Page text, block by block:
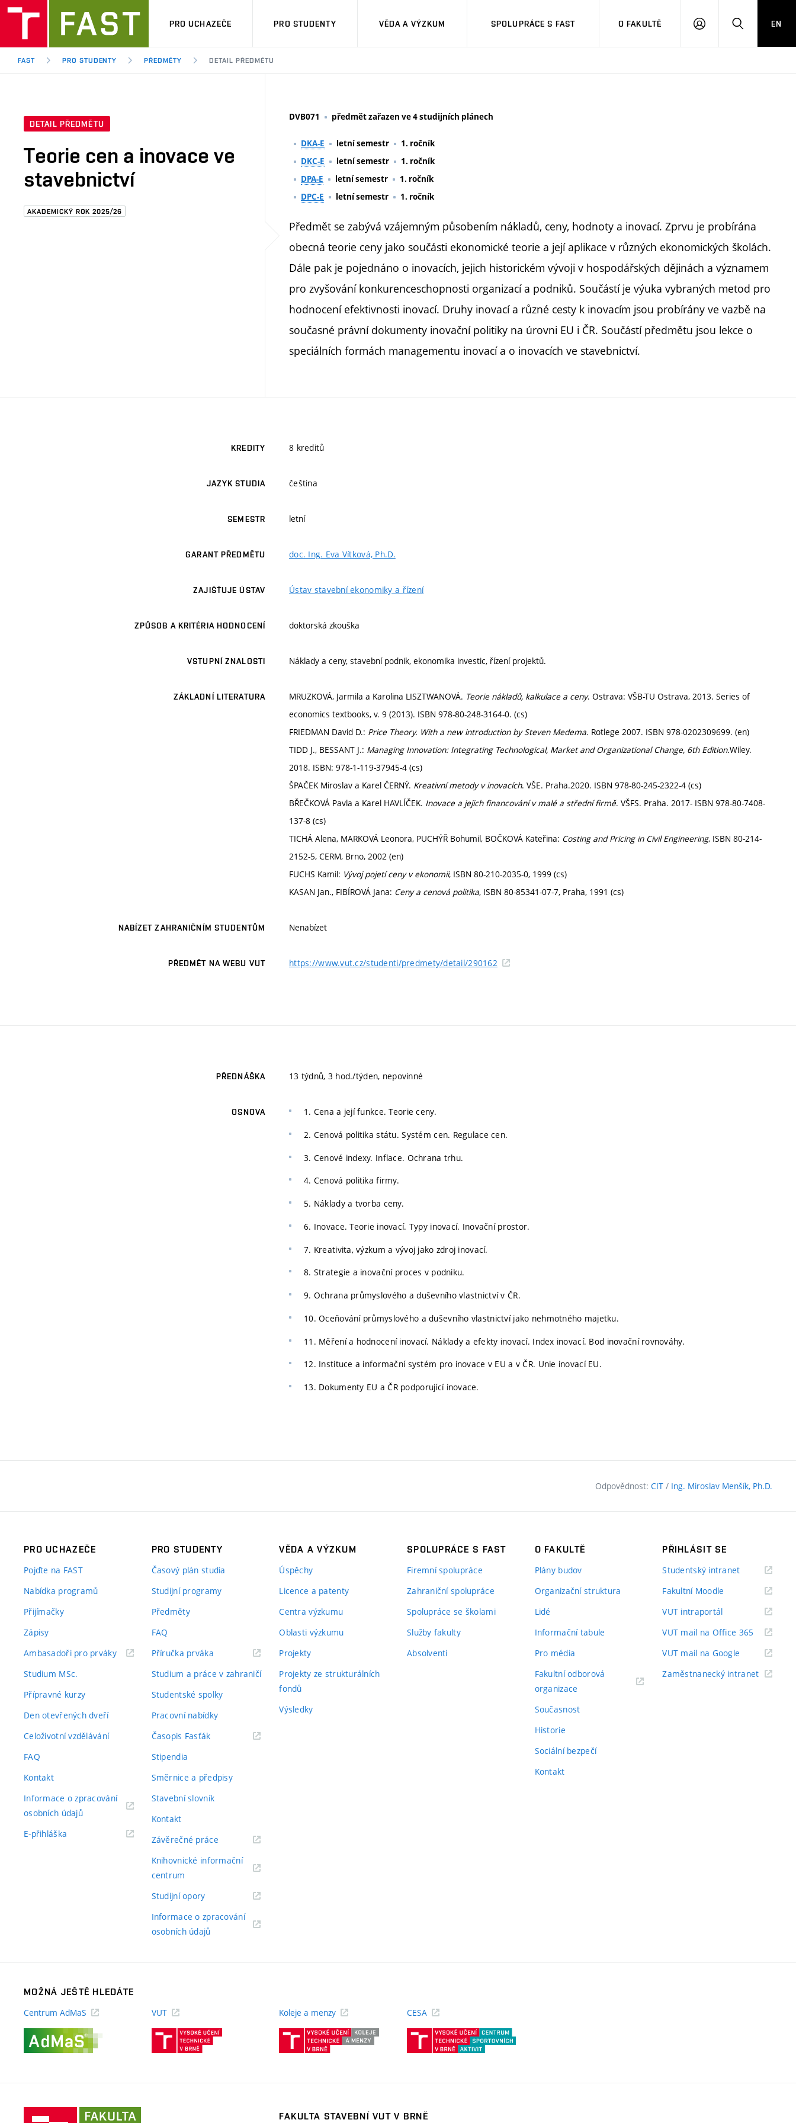
PRO UCHAZEČE PRO STUDENTY VĚDA A VÝZKUM SPOLUPRÁCE S FAST O FAKULTĚ
PŘIHLÁSITHLEDAT
EN
FAST PRO STUDENTY PŘEDMĚTY DETAIL PŘEDMĚTU
DETAIL PŘEDMĚTU
Teorie cen a inovace ve
stavebnictví
AKADEMICKÝ ROK 2025/26
DVB071 předmět zařazen ve 4 studijních plánech
DKA-E letní semestr
1. ročník
DKC-E
letní semestr
1. ročník
DPA-E
letní semestr
1. ročník
DPC-E
letní semestr 1. ročník
Předmět se zabývá vzájemným působením nákladů, ceny, hodnoty a inovací. Zprvu je probírána
obecná teorie ceny jako součásti ekonomické teorie a její aplikace v různých ekonomických školách.
Dále pak je pojednáno o inovacích, jejich historickém vývoji v hospodářských dějinách a významem
pro zvyšování konkurenceschopnosti organizací a podniků. Součástí je výuka vybraných metod pro
hodnocení efektivnosti inovací. Druhy inovací a různé cesty k inovacím jsou probírány ve vazbě na
současné právní dokumenty inovační politiky na úrovni EU i ČR. Součástí předmětu jsou lekce o
speciálních formách managementu inovací a o inovacích ve stavebnictví.
KREDITY 8 kreditů
JAZYK STUDIA čeština
SEMESTR letní
GARANT PŘEDMĚTU doc. Ing. Eva Vítková, Ph.D.
ZAJIŠŤUJE ÚSTAV Ústav stavební ekonomiky a řízení
ZPŮSOB A KRITÉRIA HODNOCENÍ doktorská zkouška
VSTUPNÍ ZNALOSTI Náklady a ceny, stavební podnik, ekonomika investic, řízení projektů.
ZÁKLADNÍ LITERATURA MRUZKOVÁ, Jarmila a Karolina LISZTWANOVÁ. Teorie nákladů, kalkulace a ceny. Ostrava: VŠB-TU Ostrava, 2013. Series of
economics textbooks, v. 9 (2013). ISBN 978-80-248-3164-0. (cs)
FRIEDMAN David D.: Price Theory. With a new introduction by Steven Medema. Rotlege 2007. ISBN 978-0202309699. (en)
TIDD J., BESSANT J.: Managing Innovation: Integrating Technological, Market and Organizational Change, 6th Edition.Wiley.
2018. ISBN: 978-1-119-37945-4 (cs)
ŠPAČEK Miroslav a Karel ČERNÝ. Kreativní metody v inovacích. VŠE. Praha.2020. ISBN 978-80-245-2322-4 (cs)
BŘEČKOVÁ Pavla a Karel HAVLÍČEK. Inovace a jejich financování v malé a střední firmě. VŠFS. Praha. 2017- ISBN 978-80-7408-
137-8 (cs)
TICHÁ Alena, MARKOVÁ Leonora, PUCHÝŘ Bohumil, BOČKOVÁ Kateřina: Costing and Pricing in Civil Engineering, ISBN 80-214-
2152-5, CERM, Brno, 2002 (en)
FUCHS Kamil: Vývoj pojetí ceny v ekonomii, ISBN 80-210-2035-0, 1999 (cs)
KASAN Jan., FIBÍROVÁ Jana: Ceny a cenová politika, ISBN 80-85341-07-7, Praha, 1991 (cs)
NABÍZET ZAHRANIČNÍM STUDENTŮM Nenabízet
PŘEDMĚT NA WEBU VUT https://www.vut.cz/studenti/predmety/detail/290162
PŘEDNÁŠKA 13 týdnů, 3 hod./týden, nepovinné
OSNOVA 1. Cena a její funkce. Teorie ceny.
2. Cenová politika státu. Systém cen. Regulace cen.
3. Cenové indexy. Inflace. Ochrana trhu.
4. Cenová politika firmy.
5. Náklady a tvorba ceny.
6. Inovace. Teorie inovací. Typy inovací. Inovační prostor.
7. Kreativita, výzkum a vývoj jako zdroj inovací.
8. Strategie a inovační proces v podniku.
9. Ochrana průmyslového a duševního vlastnictví v ČR.
10. Oceňování průmyslového a duševního vlastnictví jako nehmotného majetku.
11. Měření a hodnocení inovací. Náklady a efekty inovací. Index inovací. Bod inovační rovnováhy.
12. Instituce a informační systém pro inovace v EU a v ČR. Unie inovací EU.
13. Dokumenty EU a ČR podporující inovace.
Odpovědnost: CIT / Ing. Miroslav Menšík, Ph.D.
PRO UCHAZEČE
Pojďte na FAST
Nabídka programů
Přijímačky
Zápisy
Ambasadoři pro prváky(externí
Studium MSc.
Přípravné kurzy
Den otevřených dveří
Celoživotní vzdělávání
FAQ
Kontakt
Informace o zpracování
osobních údajů(externí
E-přihláška
PRO STUDENTY
Časový plán studia
Studijní programy
Předměty
FAQ
Příručka prváka(externí
Studium a práce v zahraničí
Studentské spolky
Pracovní nabídky
Časopis Fasťák(externí
Stipendia
Směrnice a předpisy
Stavební slovník
Kontakt
Závěrečné práce(externí
Knihovnické informační
centrum
Studijní opory(externí
Informace o zpracování
osobních údajů(externí
VĚDA A VÝZKUM
Úspěchy
Licence a patenty
Centra výzkumu
Oblasti výzkumu
Projekty
Projekty ze strukturálních
fondů
Výsledky
SPOLUPRÁCE S FAST
Firemní spolupráce
Zahraniční spolupráce
Spolupráce se školami
Služby fakulty
Absolventi
O FAKULTĚ
Plány budov
Organizační struktura
Lidé
Informační tabule
Pro média
Fakultní odborová
organizace
Současnost
Historie
Sociální bezpečí
Kontakt
PŘIHLÁSIT SE
Studentský intranet(externí
Fakultní Moodle
VUT intraportál(externí
VUT mail na Office 365 (externí
VUT mail na Google (externí
Zaměstnanecký intranet(externí
MOŽNÁ JEŠTĚ HLEDÁTE
Centrum AdMaS
VUT
(externí
Koleje a menzy
(externí
CESA
FAKULTA STAVEBNÍ VUT V BRNĚ